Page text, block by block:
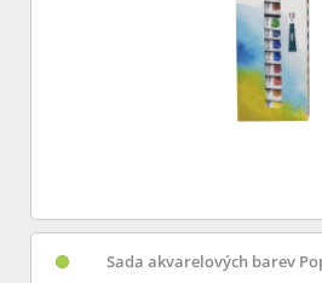
Sada akvarelových barev